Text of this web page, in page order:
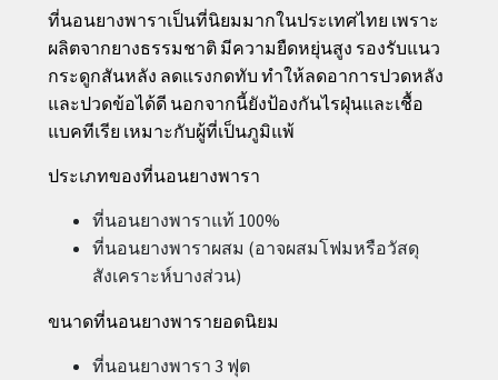
ที่นอนยางพาราเป็นที่นิยมมากในประเทศไทย เพราะ
ผลิตจากยางธรรมชาติ มีความยืดหยุ่นสูง รองรับแนว
กระดูกสันหลัง ลดแรงกดทับ ทำให้ลดอาการปวดหลัง
และปวดข้อได้ดี นอกจากนี้ยังป้องกันไรฝุ่นและเชื้อ
แบคทีเรีย เหมาะกับผู้ที่เป็นภูมิแพ้
ประเภทของที่นอนยางพารา
ที่นอนยางพาราแท้ 100%
ที่นอนยางพาราผสม (อาจผสมโฟมหรือวัสดุ
สังเคราะห์บางส่วน)
ขนาดที่นอนยางพารายอดนิยม
ที่นอนยางพารา 3 ฟุต